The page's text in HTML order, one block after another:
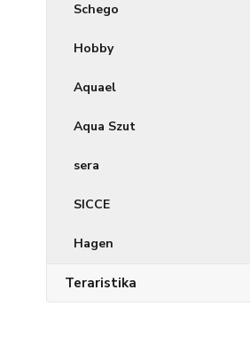
Schego
Hobby
Aquael
Aqua Szut
sera
SICCE
Hagen
Teraristika